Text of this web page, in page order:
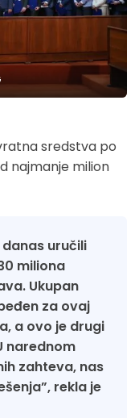
sredstva po
najmanje milion
uručili
miliona
Ukupan
za ovaj
a ovo je drugi
narednom
zahteva, nas
rekla je